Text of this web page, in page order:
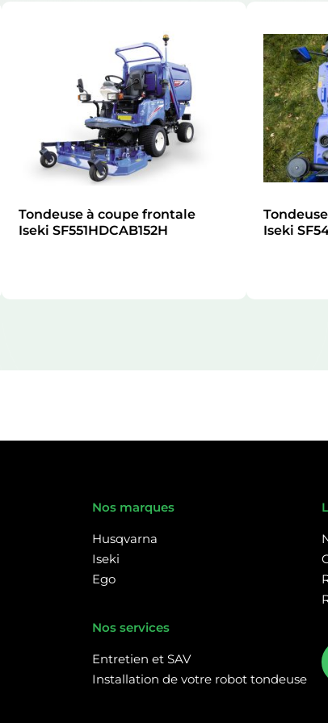
Tondeuse à coupe frontale
Iseki SF551HDCAB152H
Iseki
Nos marques
Husqvarna
Iseki
Ego
Nos services
Entretien et SAV
Installation de votre robot tondeuse